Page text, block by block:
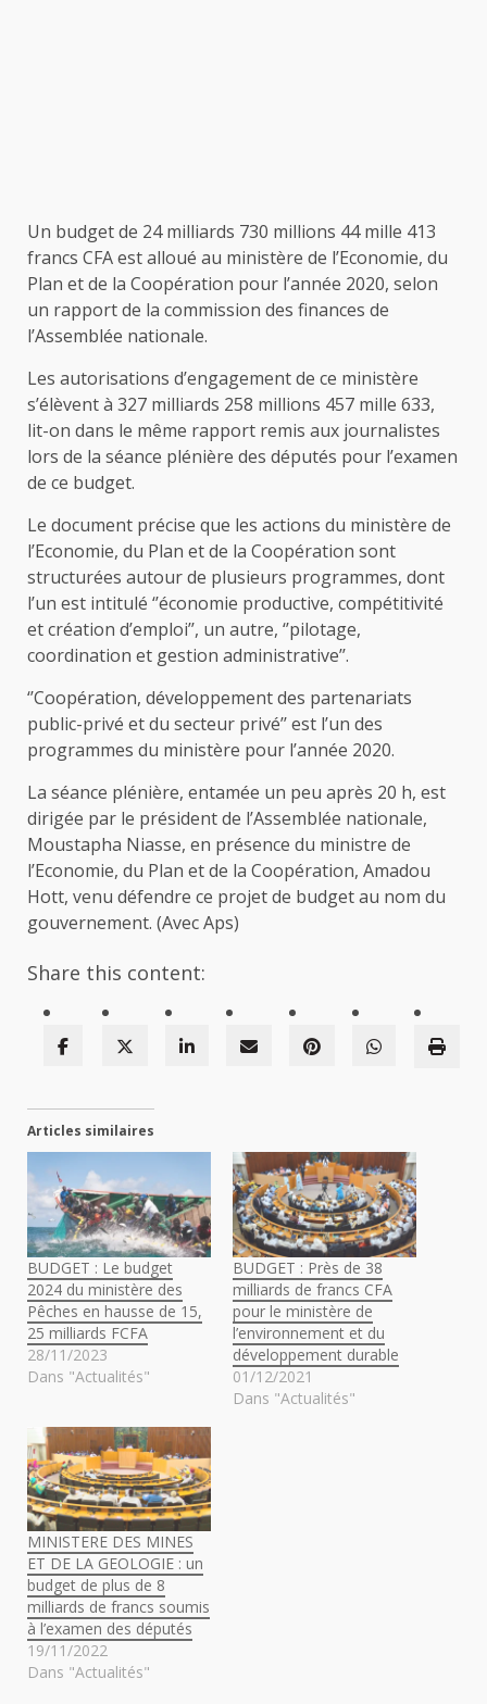
Un budget de 24 milliards 730 millions 44 mille 413
francs CFA est alloué au ministère de l’Economie, du
Plan et de la Coopération pour l’année 2020, selon
un rapport de la commission des finances de
l’Assemblée nationale.
Les autorisations d’engagement de ce ministère
s’élèvent à 327 milliards 258 millions 457 mille 633,
lit-on dans le même rapport remis aux journalistes
lors de la séance plénière des députés pour l’examen
de ce budget.
Le document précise que les actions du ministère de
l’Economie, du Plan et de la Coopération sont
structurées autour de plusieurs programmes, dont
l’un est intitulé ‘’économie productive, compétitivité
et création d’emploi’’, un autre, ‘’pilotage,
coordination et gestion administrative’’.
‘’Coopération, développement des partenariats
public-privé et du secteur privé’’ est l’un des
programmes du ministère pour l’année 2020.
La séance plénière, entamée un peu après 20 h, est
dirigée par le président de l’Assemblée nationale,
Moustapha Niasse, en présence du ministre de
l’Economie, du Plan et de la Coopération, Amadou
Hott, venu défendre ce projet de budget au nom du
gouvernement. (Avec Aps)
Share this content:
Articles similaires
BUDGET : Le budget
2024 du ministère des
Pêches en hausse de 15,
25 milliards FCFA
28/11/2023
Dans "Actualités"
BUDGET : Près de 38
milliards de francs CFA
pour le ministère de
l’environnement et du
développement durable
01/12/2021
Dans "Actualités"
MINISTERE DES MINES
ET DE LA GEOLOGIE : un
budget de plus de 8
milliards de francs soumis
à l’examen des députés
19/11/2022
Dans "Actualités"